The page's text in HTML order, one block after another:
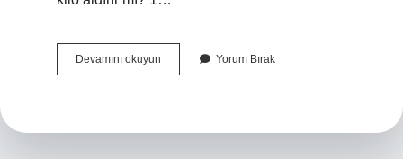
Devamını okuyun
Ekmeğin
Yorum Bırak